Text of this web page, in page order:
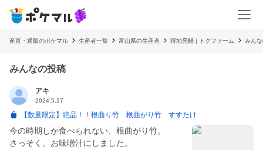
産直・通販のポケマル 生産者一覧 富山県の生産者 得地亮輔 | トクファーム みん
みんなの投稿
アキ
2024.5.27
【数量限定】絶品！！根曲り竹 根曲がり竹 すすたけ
今の時期しか食べられない、根曲がり竹。
さっそく、お味噌汁にしました。